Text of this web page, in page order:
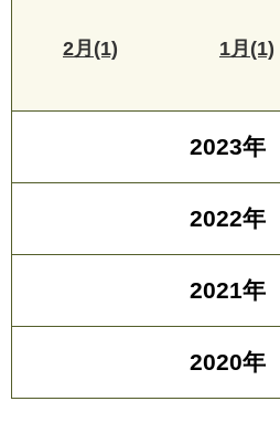
2月(1) 1月(1)
2023年
2022年
2021年
2020年